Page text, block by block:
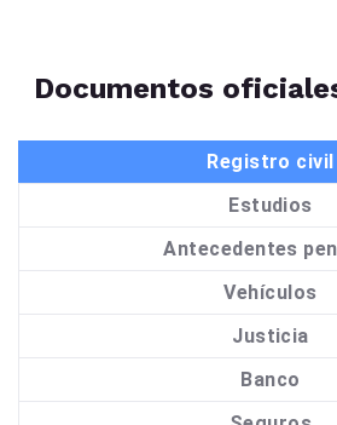
Documentos
Registro civil
Estudios
Antecedentes
Vehículos
Justicia
Banco